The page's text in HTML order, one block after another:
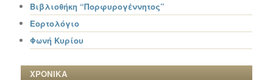
Βιβλιοθήκη “Πορφυρογέννητος”
Εορτολόγιο
Φωνή Κυρίου
ΧΡΟΝΙΚΑ